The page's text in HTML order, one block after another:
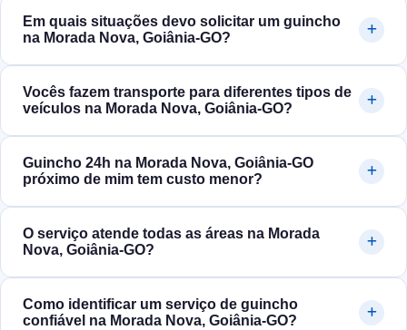
Em quais situações devo solicitar um guincho
na Morada Nova, Goiânia‑GO?
Vocês fazem transporte para diferentes tipos de
veículos na Morada Nova, Goiânia‑GO?
Guincho 24h na Morada Nova, Goiânia‑GO
próximo de mim tem custo menor?
O serviço atende todas as áreas na Morada
Nova, Goiânia‑GO?
Como identificar um serviço de guincho
confiável na Morada Nova, Goiânia‑GO?